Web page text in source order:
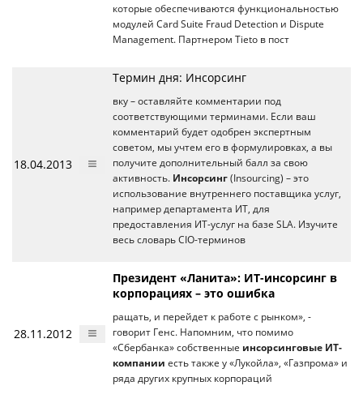
которые обеспечиваются функциональностью
модулей Card Suite Fraud Detection и Dispute
Management. Партнером Tieto в пост
18.04.2013
Термин дня: Инсорсинг
вку – оставляйте комментарии под
соответствующими терминами. Если ваш
комментарий будет одобрен экспертным
советом, мы учтем его в формулировках, а вы
получите дополнительный балл за свою
активность. Инсорсинг (Insourcing) – это
использование внутреннего поставщика услуг,
например департамента ИТ, для
предоставления ИТ-услуг на базе SLA. Изучите
весь словарь CIO-терминов
28.11.2012
Президент «Ланита»: ИТ-инсорсинг в
корпорациях – это ошибка
ращать, и перейдет к работе с рынком», -
говорит Генс. Напомним, что помимо
«Сбербанка» собственные инсорсинговые ИТ-
компании есть также у «Лукойла», «Газпрома» и
ряда других крупных корпораций